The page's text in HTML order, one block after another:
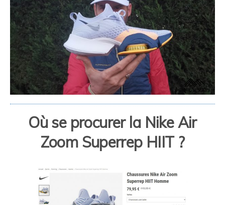
Où se procurer la Nike Air
Zoom Superrep HIIT ?